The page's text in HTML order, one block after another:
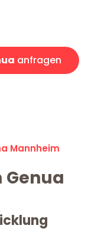
anfragen
Mannheim